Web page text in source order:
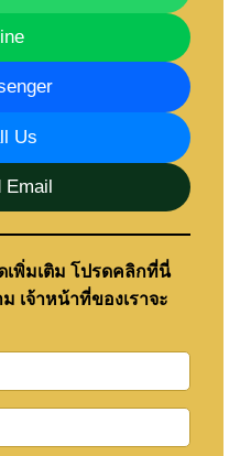
Us
Email
เพิ่มเติม โปรดคลิกที่นี่
เจ้าหน้าที่ของเราจะ